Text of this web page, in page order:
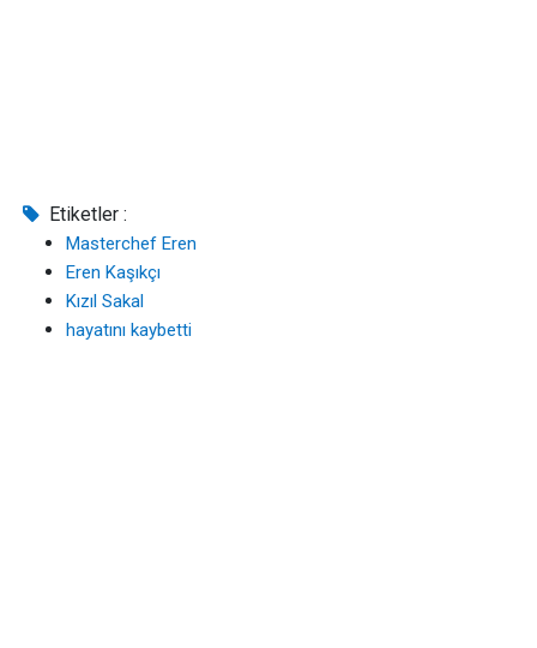
Etiketler :
Masterchef Eren
Eren Kaşıkçı
Kızıl Sakal
hayatını kaybetti